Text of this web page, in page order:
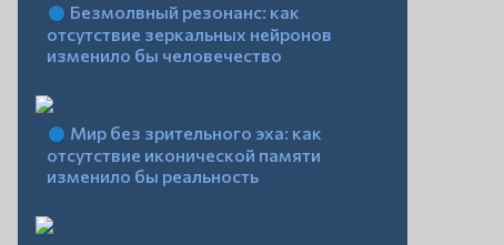
Безмолвный резонанс: как
отсутствие зеркальных нейронов
изменило бы человечество
Мир без зрительного эха: как
отсутствие иконической памяти
изменило бы реальность